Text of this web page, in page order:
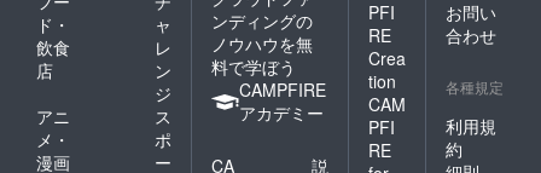
ド・
飲食
店
ャ
レ
ン
ジ
アニ
メ・
漫画
ス
ポ
ー
ンディングの
ノウハウを無
料で学ぼう
CAMPFIRE
アカデミー
CA
説
PFI
RE
Crea
tion
CAM
PFI
RE
お問い
合わせ
各種規定
利用規
約